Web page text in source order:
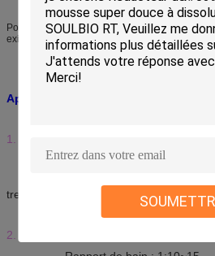
Pour toutes sortes de fibres et de tissus, conçu
exigence élevée en matière de nuance de
Application :
1. Foulardage :
Température : 30~40 °C
trempages et deux foulardages
2. Immersion :